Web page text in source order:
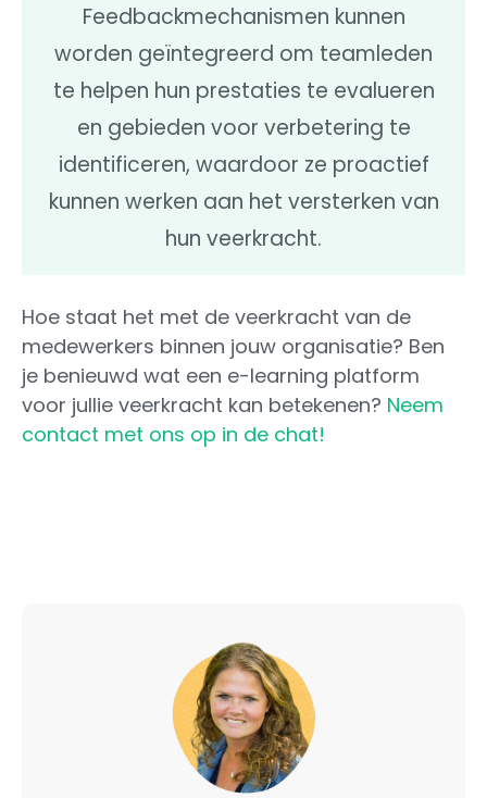
Feedbackmechanismen kunnen
worden geïntegreerd om teamleden
te helpen hun prestaties te evalueren
en gebieden voor verbetering te
identificeren, waardoor ze proactief
kunnen werken aan het versterken van
hun veerkracht.
Hoe staat het met de veerkracht van de
medewerkers binnen jouw organisatie? Ben
je benieuwd wat een e-learning platform
voor jullie veerkracht kan betekenen? Neem
contact met ons op in de chat!